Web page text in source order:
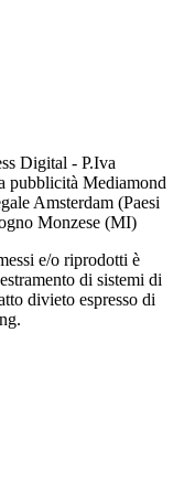
Digital - P.Iva
pubblicità Mediamond
Amsterdam (Paesi
Monzese (MI)
e/o riprodotti è
di sistemi di
divieto espresso di